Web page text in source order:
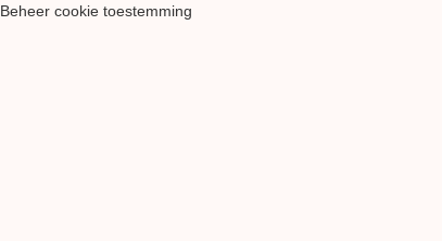
Beheer cookie toestemming